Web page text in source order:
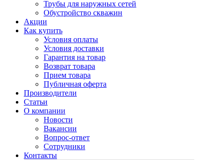
Трубы для наружных сетей
Обустройство скважин
Акции
Как купить
Условия оплаты
Условия доставки
Гарантия на товар
Возврат товара
Прием товара
Публичная оферта
Производители
Статьи
О компании
Новости
Вакансии
Вопрос-ответ
Сотрудники
Контакты